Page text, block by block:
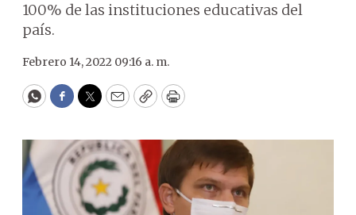
100% de las instituciones educativas del
país.
Febrero 14, 2022 09:16 a. m.
WhatsApp
Facebook
Twitter
EmailCopyPrint